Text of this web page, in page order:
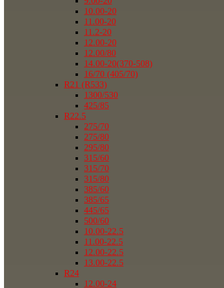
10.00-20
11.00-20
11.2-20
12.00-20
12.00/80
14.00-20(370-508)
16/70 (405/70)
R21 (R533)
1300/530
425/85
R22.5
275/70
275/80
295/80
315/60
315/70
315/80
385/60
385/65
445/65
500/60
10.00-22.5
11.00-22.5
12.00-22.5
13.00-22.5
R24
12.00-24